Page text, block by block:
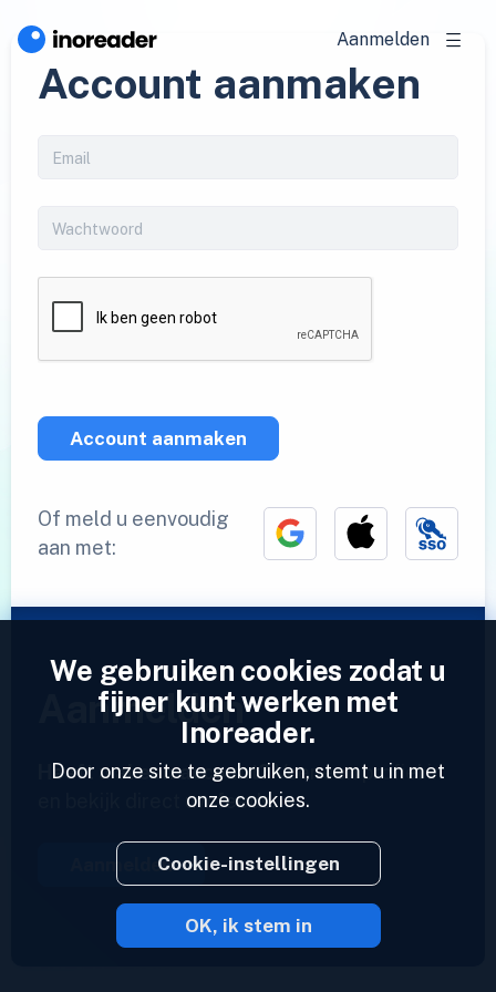
Aanmelden
Account aanmaken
Account aanmaken
Of meld u eenvoudig
aan met:
Aanmelden
Heeft u al een account?Voer een profiel in
en bekijk direct uw feeds.
Aanmelden
2023 © Inoreader
We gebruiken cookies zodat u
fijner kunt werken met
Inoreader.
Door onze site te gebruiken, stemt u in met
onze cookies.
Cookie-instellingen
OK, ik stem in